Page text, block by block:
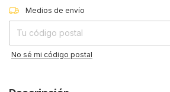
Entregas para el CP:
Medios de envío
No sé mi código postal